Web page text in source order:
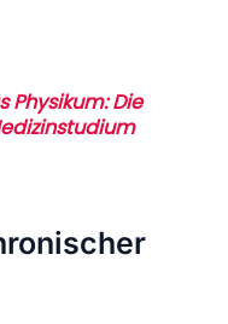
Physikum: Die